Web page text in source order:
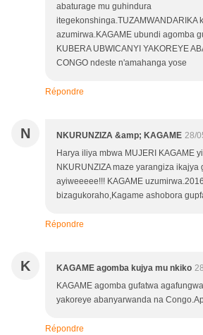
abaturage mu guhindura
itegekonshinga.TUZAMWANDARIKA
azumirwa.KAGAME ubundi agomba
KUBERA UBWICANYI YAKOREYE
CONGO ndeste n'amahanga yose
Répondre
N NKURUNZIZA &amp; KAGAME 28/
Harya iliya mbwa MUJERI KAGAME
NKURUNZIZA maze yarangiza
ayiweeeee!!! KAGAME
bizagukoraho,Kagame ashobora
Répondre
K KAGAME agomba kujya mu nkiko
KAGAME agomba gufatwa
yakoreye abanyarwanda na
Répondre